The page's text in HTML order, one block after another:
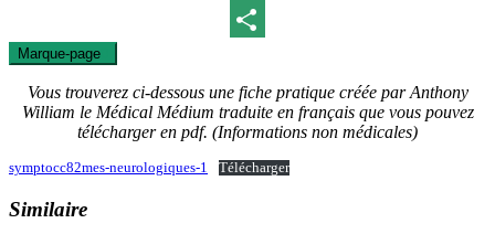
Copy
Marque-page
Vous trouverez ci-dessous une fiche pratique créée par Anthony
William le Médical Médium traduite en français que vous pouvez
télécharger en pdf. (Informations non médicales)
symptocc82mes-neurologiques-1 Télécharger
Similaire